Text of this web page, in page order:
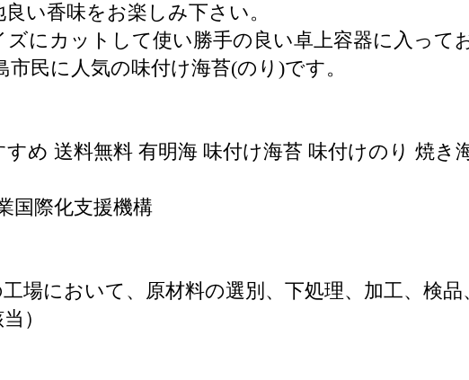
い香味をお楽しみ下さい。
にカットして使い勝手の良い卓上容器に入って
民に人気の味付け海苔(のり)です。
め 送料無料 有明海 味付け海苔 味付けのり 焼き
際化支援機構
場において、原材料の選別、下処理、加工、検
）